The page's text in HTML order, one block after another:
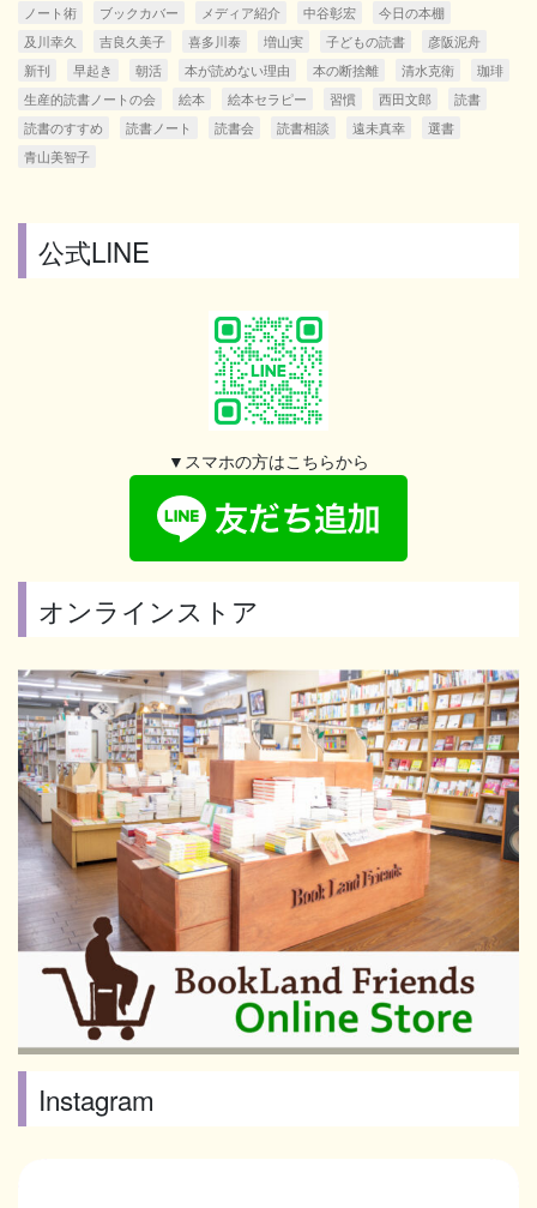
ノート術
ブックカバー メディア紹介 中谷彰宏
今日の本棚
及川幸久
吉良久美子 喜多川泰 増山実 子どもの読書
彦阪泥舟
新刊
早起き 朝活 本が読めない理由 本の断捨離 清水克衛
珈琲
生産的読書ノートの会
絵本 絵本セラピー 習慣 西田文郎
読書
読書のすすめ
読書ノート 読書会 読書相談 遠未真幸
選書
青山美智子
公式LINE
▼スマホの方はこちらから
オンラインストア
Instagram